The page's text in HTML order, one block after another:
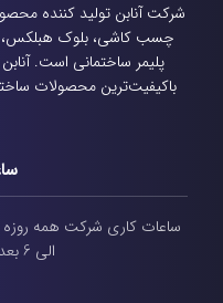
شرکت آنابن تولید کننده
چسب کاشی، بلوک
پلیمر ساختمانی است.
باکیفیت‌ترین محصولات
الی 6 بعد از ظهر می باشد.